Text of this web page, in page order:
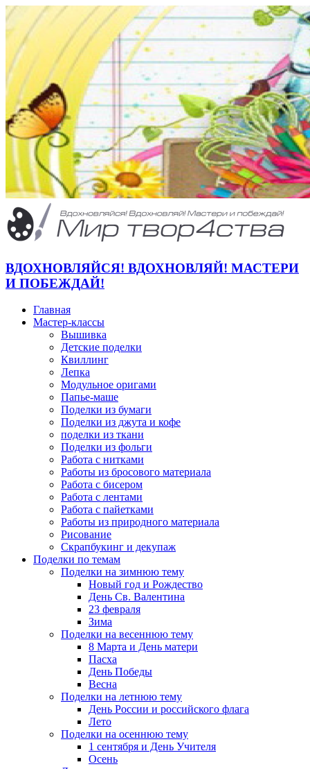
ВДОХНОВЛЯЙСЯ! ВДОХНОВЛЯЙ! МАСТЕРИ
И ПОБЕЖДАЙ!
Главная
Мастер-классы
Вышивка
Детские поделки
Квиллинг
Лепка
Модульное оригами
Папье-маше
Поделки из бумаги
Поделки из джута и кофе
поделки из ткани
Поделки из фольги
Работа с нитками
Работы из бросового материала
Работа с бисером
Работа с лентами
Работа с пайетками
Работы из природного материала
Рисование
Скрапбукинг и декупаж
Поделки по темам
Поделки на зимнюю тему
Новый год и Рождество
День Св. Валентина
23 февраля
Зима
Поделки на весеннюю тему
8 Марта и День матери
Пасха
День Победы
Весна
Поделки на летнюю тему
День России и российского флага
Лето
Поделки на осеннюю тему
1 сентября и День Учителя
Осень